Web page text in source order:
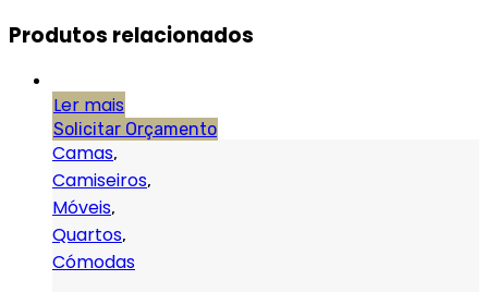
Produtos relacionados
Ler mais
Solicitar Orçamento
Camas,
Camiseiros,
Móveis,
Quartos,
Cómodas